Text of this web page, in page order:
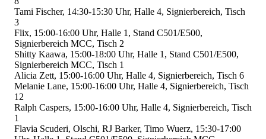
Tami Fischer, 14:30-15:30 Uhr, Halle 4, Signierbereich, Tisch
3
Flix, 15:00-16:00 Uhr, Halle 1, Stand C501/E500,
Signierbereich MCC, Tisch 2
Shitty Kaawa, 15:00-18:00 Uhr, Halle 1, Stand C501/E500,
Signierbereich MCC, Tisch 1
Alicia Zett, 15:00-16:00 Uhr, Halle 4, Signierbereich, Tisch 6
Melanie Lane, 15:00-16:00 Uhr, Halle 4, Signierbereich, Tisch
12
Ralph Caspers, 15:00-16:00 Uhr, Halle 4, Signierbereich, Tisch
1
Flavia Scuderi, Olschi, RJ Barker, Timo Wuerz, 15:30-17:00